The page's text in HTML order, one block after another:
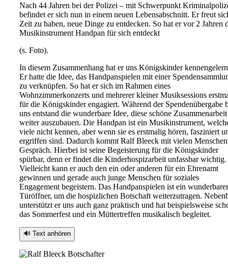
Nach 44 Jahren bei der Polizei – mit Schwerpunkt
befindet er sich nun in einem neuen Lebensabschnitt. Er freut
Zeit zu haben, neue Dinge zu entdecken. So hat er vor 2 Jahren
Musikinstrument Handpan für sich entdeckt
(s. Foto).
In diesem Zusammenhang hat er uns Königskinder
Er hatte die Idee, das Handpanspielen mit einer
zu verknüpfen. So hat er sich im Rahmen eines
Wohnzimmerkonzerts und mehrerer kleiner Musiksessions
für die Königskinder engagiert. Während der Spendenübergabe
uns entstand die wunderbare Idee, diese schöne Zusammenarbeit
weiter auszubauen. Die Handpan ist ein Musikinstrument,
viele nicht kennen, aber wenn sie es erstmalig hören, fasziniert
ergriffen sind. Dadurch kommt Ralf Bleeck mit vielen
Gespräch. Hierbei ist seine Begeisterung für die Königskinder
spürbar, denn er findet die Kinderhospizarbeit unfassbar wichtig.
Vielleicht kann er auch den ein oder anderen für ein Ehrenamt
gewinnen und gerade auch junge Menschen für soziales
Engagement begeistern. Das Handpanspielen ist ein wunderbarer
Türöffner, um die hospizlichen Botschaft weiterzutragen.
unterstützt er uns auch ganz praktisch und hat beispielsweise
das Sommerfest und ein Müttertreffen musikalisch begleitet.
🔊 Text anhören